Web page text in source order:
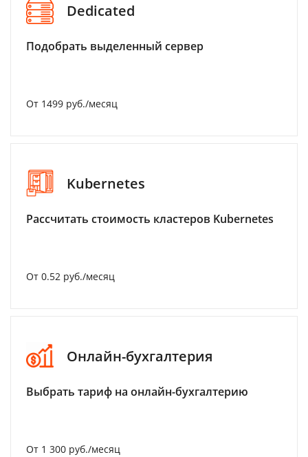
Dedicated
Подобрать выделенный сервер
От 1499 руб./месяц
Kubernetes
Рассчитать стоимость кластеров Kubernetes
От 0.52 руб./месяц
Онлайн-бухгалтерия
Выбрать тариф на онлайн-бухгалтерию
От 1 300 руб./месяц